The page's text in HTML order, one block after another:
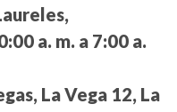
a. m. a 7:00 a.
La Vega 12, La